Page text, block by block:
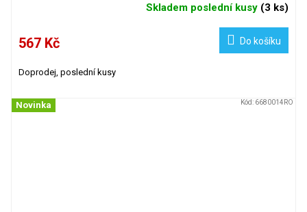
Skladem poslední kusy (3 ks)
567 Kč Do košíku
Doprodej, poslední kusy
Novinka Kód: 6680014RO